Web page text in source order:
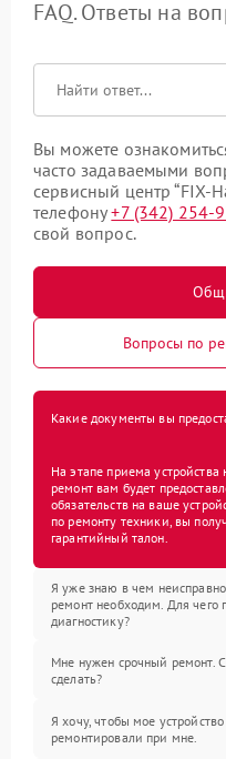
FAQ. Ответы на
Вы можете
часто задаваемыми
сервисный центр “FIX-
телефону+7 (342) 254-
свой вопрос.
Вопросы по
Какие документы вы
На этапе приема
ремонт вам будет
обязательств на ваше
по ремонту техники, вы
гарантийный талон.
Я уже знаю в чем
ремонт необходим. Для чего
диагностику?
Мне нужен срочный ремонт.
сделать?
Я хочу, чтобы мое устройство
ремонтировали при мне.